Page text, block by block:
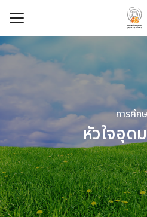
content
Search
for:
การศึก
หัวใจอุด